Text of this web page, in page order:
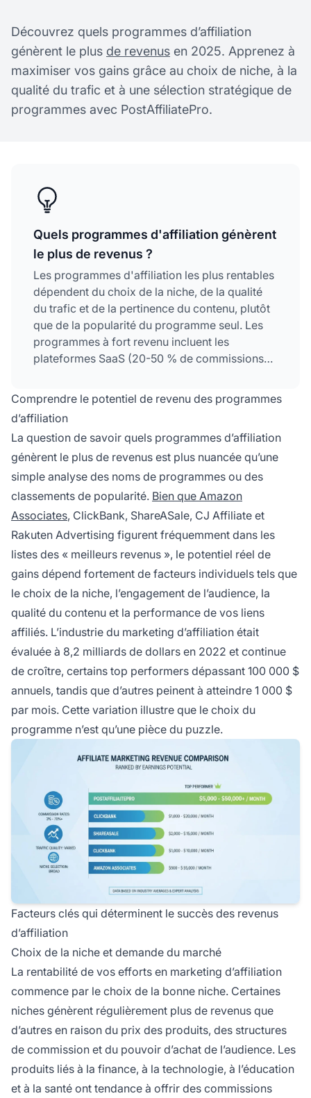
Découvrez quels programmes d’affiliation
génèrent le plus de revenus en 2025. Apprenez à
maximiser vos gains grâce au choix de niche, à la
qualité du trafic et à une sélection stratégique de
programmes avec PostAffiliatePro.
Quels programmes d'affiliation génèrent
le plus de revenus ?
Les programmes d'affiliation les plus rentables
dépendent du choix de la niche, de la qualité
du trafic et de la pertinence du contenu, plutôt
que de la popularité du programme seul. Les
programmes à fort revenu incluent les
plateformes SaaS (20-50 % de commissions
commissions fixes) et l'éducation numérique
(30-70 % de commissions). Le succès
nécessite un effort constant, un contenu de
qualité et la confiance de l'audience—
notamment pas seulement l'adhésion à des
programmes célèbres.
Comprendre le potentiel de revenu des programmes
d’affiliation
La question de savoir quels programmes d’affiliation
génèrent le plus de revenus est plus nuancée qu’une
simple analyse des noms de programmes ou des
classements de popularité. Bien que Amazon
Associates, ClickBank, ShareASale, CJ Affiliate et
Rakuten Advertising figurent fréquemment dans les
listes des « meilleurs revenus », le potentiel réel de
gains dépend fortement de facteurs individuels tels que
le choix de la niche, l’engagement de l’audience, la
qualité du contenu et la performance de vos liens
affiliés. L’industrie du marketing d’affiliation était
évaluée à 8,2 milliards de dollars en 2022 et continue
de croître, certains top performers dépassant 100 000 $
annuels, tandis que d’autres peinent à atteindre 1 000 $
par mois. Cette variation illustre que le choix du
programme n’est qu’une pièce du puzzle.
Facteurs clés qui déterminent le succès des revenus
d’affiliation
Choix de la niche et demande du marché
La rentabilité de vos efforts en marketing d’affiliation
commence par le choix de la bonne niche. Certaines
niches génèrent régulièrement plus de revenus que
d’autres en raison du prix des produits, des structures
de commission et du pouvoir d’achat de l’audience. Les
produits liés à la finance, à la technologie, à l’éducation
et à la santé ont tendance à offrir des commissions